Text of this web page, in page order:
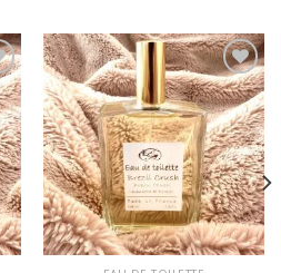
Ajouter
à la
wishlist